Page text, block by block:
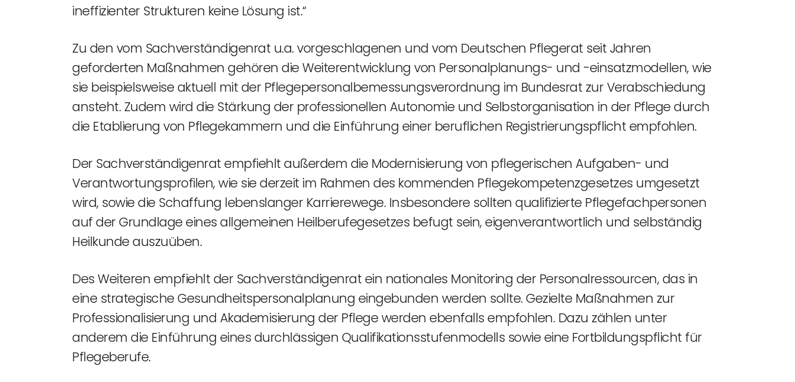
ineffizienter Strukturen keine Lösung ist.“
Zu den vom Sachverständigenrat u.a. vorgeschlagenen und vom Deutschen Pflegerat seit Jahren
geforderten Maßnahmen gehören die Weiterentwicklung von Personalplanungs- und -einsatzmodellen, wie
sie beispielsweise aktuell mit der Pflegepersonalbemessungsverordnung im Bundesrat zur Verabschiedung
ansteht. Zudem wird die Stärkung der professionellen Autonomie und Selbstorganisation in der Pflege durch
die Etablierung von Pflegekammern und die Einführung einer beruflichen Registrierungspflicht empfohlen.
Der Sachverständigenrat empfiehlt außerdem die Modernisierung von pflegerischen Aufgaben- und
Verantwortungsprofilen, wie sie derzeit im Rahmen des kommenden Pflegekompetenzgesetzes umgesetzt
wird, sowie die Schaffung lebenslanger Karrierewege. Insbesondere sollten qualifizierte Pflegefachpersonen
auf der Grundlage eines allgemeinen Heilberufegesetzes befugt sein, eigenverantwortlich und selbständig
Heilkunde auszuüben.
Des Weiteren empfiehlt der Sachverständigenrat ein nationales Monitoring der Personalressourcen, das in
eine strategische Gesundheitspersonalplanung eingebunden werden sollte. Gezielte Maßnahmen zur
Professionalisierung und Akademisierung der Pflege werden ebenfalls empfohlen. Dazu zählen unter
anderem die Einführung eines durchlässigen Qualifikationsstufenmodells sowie eine Fortbildungspflicht für
Pflegeberufe.